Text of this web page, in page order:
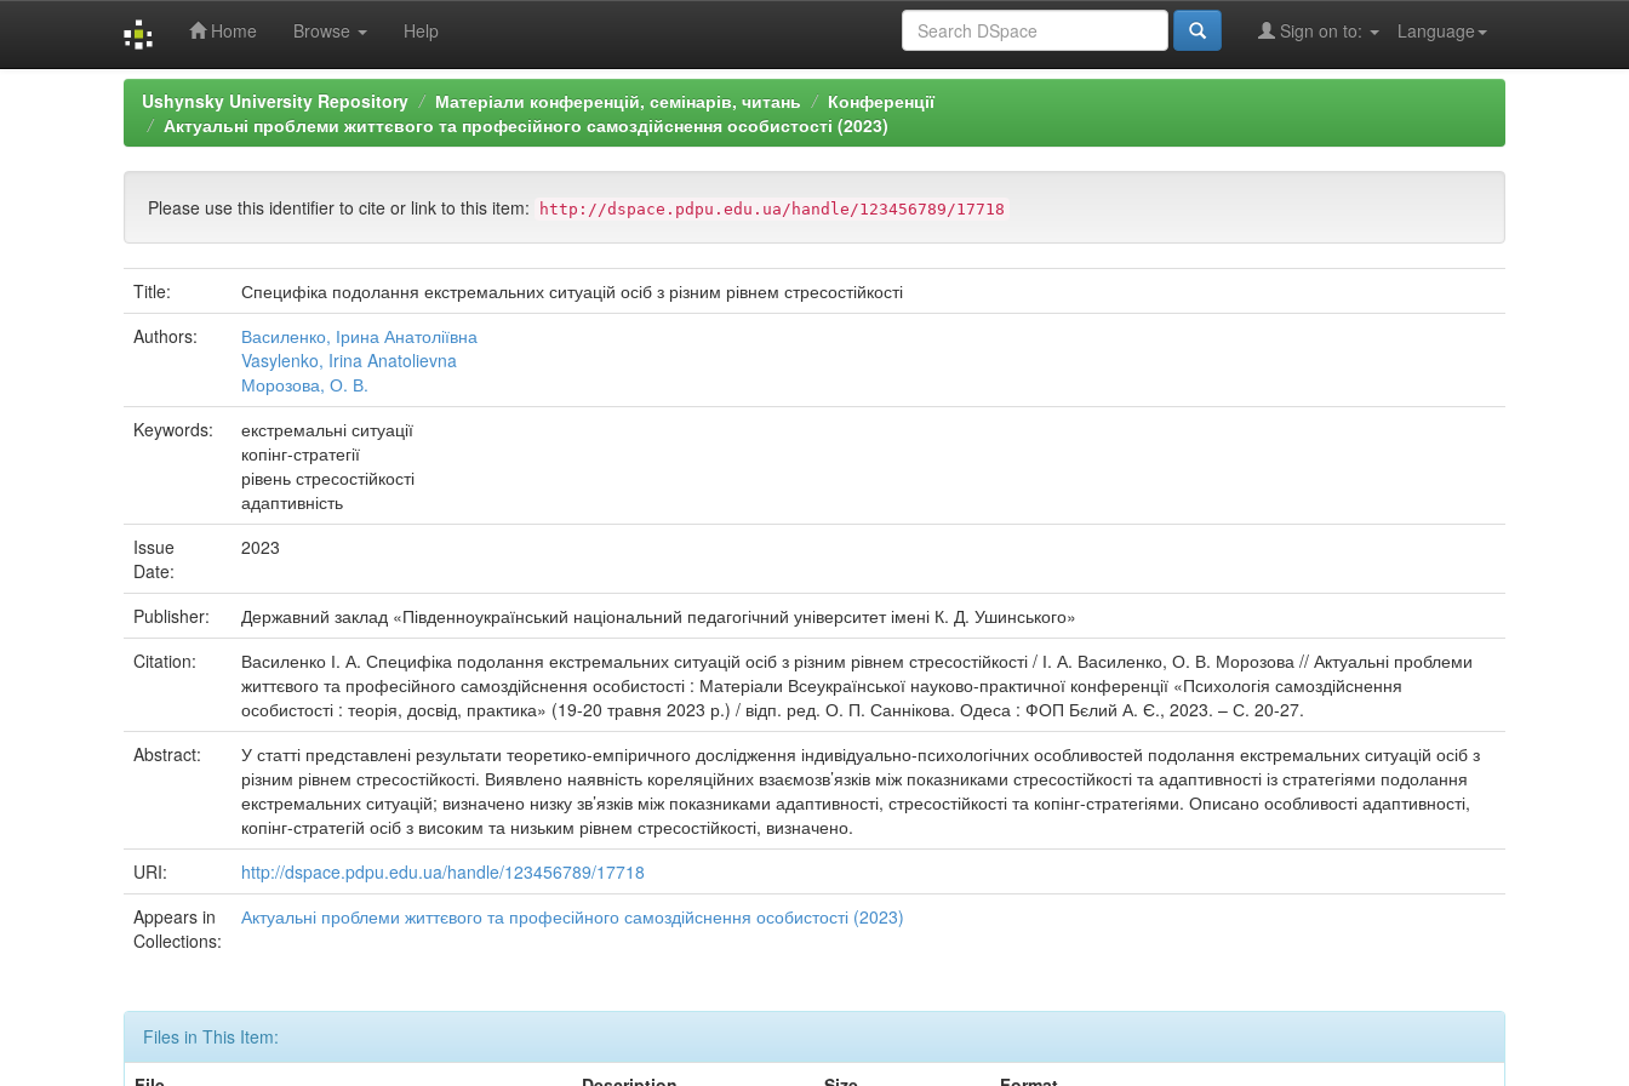
Home Browse Help Language
Sign on to:
Ushynsky University Repository Матеріали конференцій, семінарів, читань
Конференції
Актуальні проблеми життєвого та професійного самоздійснення особистості (2023)
Please use this identifier to cite or link to this item: http://dspace.pdpu.edu.ua/handle/123456789/17718
Title:
Специфіка подолання екстремальних ситуацій осіб з різним рівнем стресостійкості
Authors:
Василенко, Ірина Анатоліївна
Vasylenko, Irina Anatolievna
Морозова, О. В.
Keywords:
екстремальні ситуації
копінг-стратегії
рівень стресостійкості
адаптивність
Issue
Date:
2023
Publisher:
Державний заклад «Південноукраїнський національний педагогічний університет імені К. Д. Ушинського»
Citation:
Василенко І. А. Специфіка подолання екстремальних ситуацій осіб з різним рівнем стресостійкості / І. А. Василенко, О. В. Морозова // Актуальні проблеми
життєвого та професійного самоздійснення особистості : Матеріали Всеукраїнської науково-практичної конференції «Психологія самоздійснення
особистості : теорія, досвід, практика» (19-20 травня 2023 р.) / відп. ред. О. П. Саннікова. Одеса : ФОП Бєлий А. Є., 2023. – С. 20-27.
Abstract:
У статті представлені результати теоретико-емпіричного дослідження індивідуально-психологічних особливостей подолання екстремальних ситуацій осіб з
різним рівнем стресостійкості. Виявлено наявність кореляційних взаємозв’язків між показниками стресостійкості та адаптивності із стратегіями подолання
екстремальних ситуацій; визначено низку зв’язків між показниками адаптивності, стресостійкості та копінг-стратегіями. Описано особливості адаптивності,
копінг-стратегій осіб з високим та низьким рівнем стресостійкості, визначено.
URI:
http://dspace.pdpu.edu.ua/handle/123456789/17718
Appears in
Collections:
Актуальні проблеми життєвого та професійного самоздійснення особистості (2023)
Files in This Item: